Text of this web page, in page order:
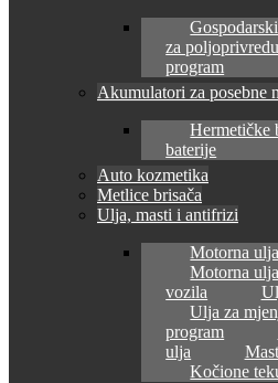
za poljoprivredu
program
Akumulatori za posebne
Hermetičke
baterije
Auto kozmetika
Metlice brisača
Ulja, masti i antifrizi
Motorna
Motorna
vozila
Ulja za
program
ulja
Kočione